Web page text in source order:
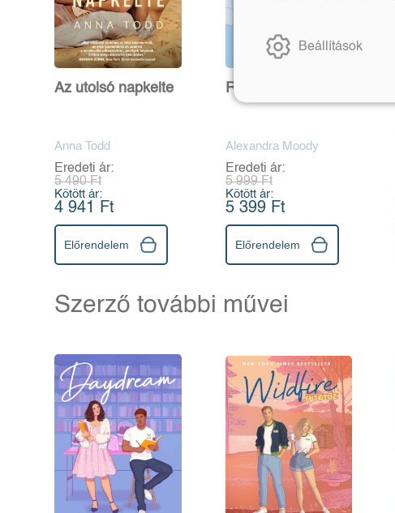
Az utolsó napkelte
Anna Todd
Eredeti ár:
5 490 Ft
Kötött ár:
4 941 Ft
Előrendelem
Rival Darling
Alexandra Moody
Eredeti ár:
5 999 Ft
Kötött ár:
5 399 Ft
Előrendelem
Szerző további művei
Beállítások